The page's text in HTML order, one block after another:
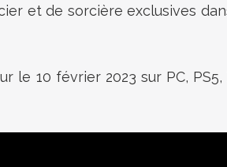
et de sorcière exclusives
10 février 2023 sur PC,